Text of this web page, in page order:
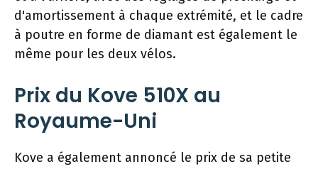
d'amortissement à chaque extrémité, et le cadre
à poutre en forme de diamant est également le
même pour les deux vélos.
Prix ​​du Kove 510X au
Royaume-Uni
Kove a également annoncé le prix de sa petite